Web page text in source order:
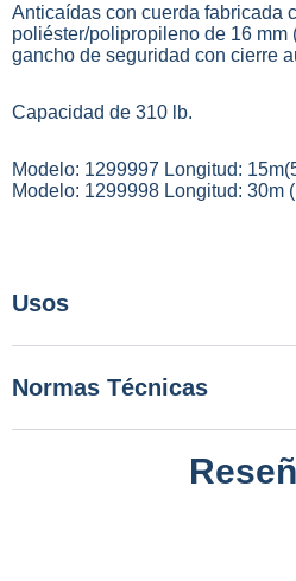
Anticaídas con cuerda fabricada
poliéster/polipropileno de 16 mm
gancho de seguridad con cierre
Capacidad de 310 lb.
Modelo: 1299997 Longitud:
Modelo: 1299998 Longitud: 30m
Usos
Normas Técnicas